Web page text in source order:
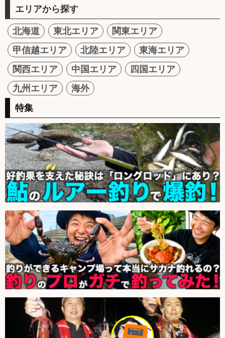
エリアから探す
北海道 東北エリア
関東エリア
甲信越エリア
北陸エリア
東海エリア
関西エリア
中国エリア
四国エリア
九州エリア
海外
特集